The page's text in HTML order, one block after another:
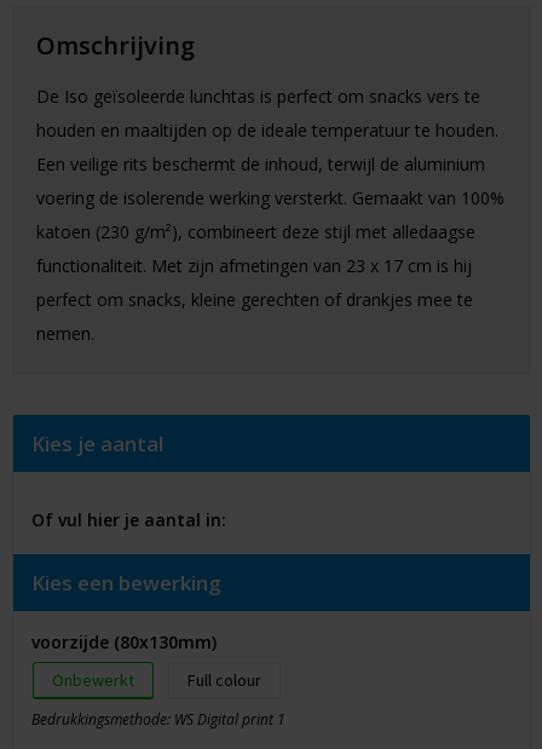
Omschrijving
De Iso geïsoleerde lunchtas is perfect om snacks vers te
houden en maaltijden op de ideale temperatuur te houden.
Een veilige rits beschermt de inhoud, terwijl de aluminium
voering de isolerende werking versterkt. Gemaakt van 100%
katoen (230 g/m²), combineert deze stijl met alledaagse
functionaliteit. Met zijn afmetingen van 23 x 17 cm is hij
perfect om snacks, kleine gerechten of drankjes mee te
nemen.
Kies je aantal
Of vul hier je aantal in:
Kies een bewerking
voorzijde (80x130mm)
Onbewerkt Full colour
Bedrukkingsmethode: WS Digital print 1